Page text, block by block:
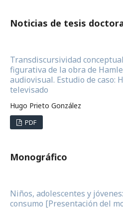
Noticias de tesis
Transdiscursividad
figurativa de la obra de
audiovisual. Estudio de caso:
televisado
Hugo Prieto González
PDF
Monográfico
Niños, adolescentes y
consumo [Presentación del